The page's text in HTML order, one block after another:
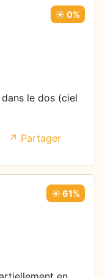
☀️ 0%
le dos (ciel
↗ Partager
☀️ 61%